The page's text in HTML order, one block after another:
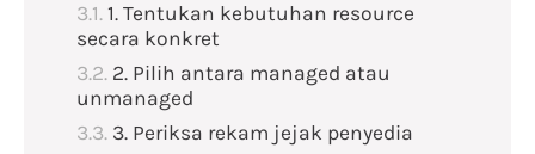
1. Tentukan kebutuhan resource
secara konkret
2. Pilih antara managed atau
unmanaged
3. Periksa rekam jejak penyedia